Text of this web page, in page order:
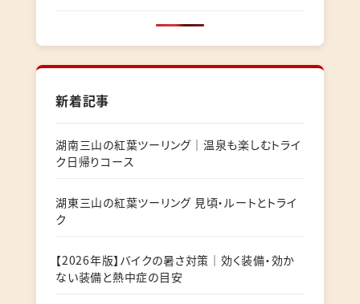
新着記事
湖南三山の紅葉ツーリング｜温泉も楽しむトライ
ク日帰りコース
湖東三山の紅葉ツーリング 見頃・ルートとトライ
ク
【2026年版】バイクの暑さ対策｜効く装備・効か
ない装備と熱中症の目安